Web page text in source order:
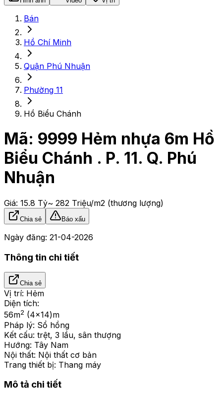
Bán
Hồ Chí Minh
Quận Phú Nhuận
Phường 11
Hồ Biểu Chánh
Mã: 9999 Hẻm nhựa 6m Hồ
Biểu Chánh . P. 11. Q. Phú
Nhuận
Giá: 15.8 Tỷ~ 282 Triệu/m2 (thương lượng)
Chia sẻ Báo xấu
Ngày đăng: 21-04-2026
Thông tin chi tiết
Chia sẻ
Vị trí: Hẻm
Diện tích:
56m2 (4x14)m
Pháp lý: Sổ hồng
Kết cấu: trệt, 3 lầu, sân thượng
Hướng: Tây Nam
Nội thất: Nội thất cơ bản
Trang thiết bị: Thang máy
Mô tả chi tiết